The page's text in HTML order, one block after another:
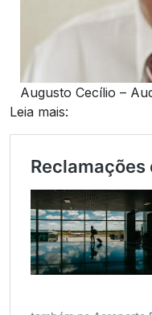
Augusto Cecílio –
Leia mais: